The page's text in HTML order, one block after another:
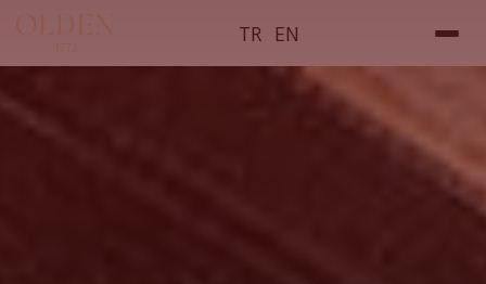
TR EN